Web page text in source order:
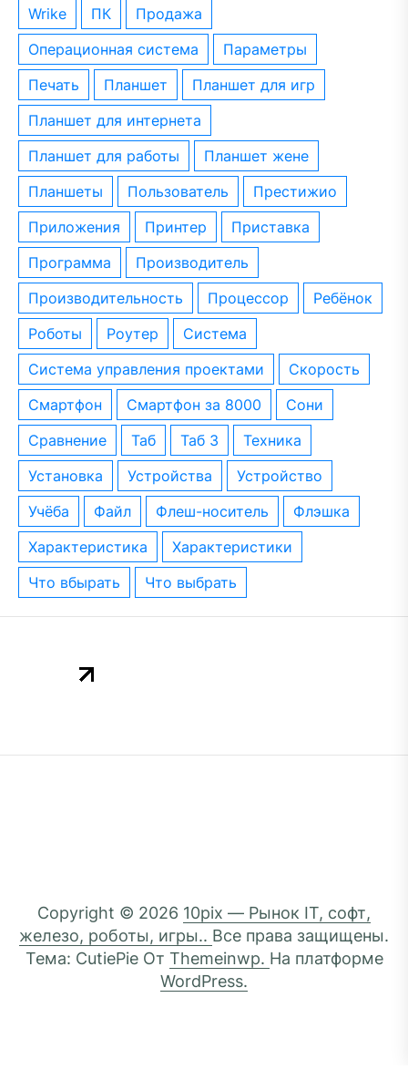
wrike ПК
Продажа
операционная система
параметры
печать
планшет
планшет для игр
планшет для интернета
планшет для работы
планшет жене
планшеты
пользователь
престижио
приложения
принтер
приставка
программа
производитель
производительность
процессор
ребёнок
роботы
роутер
система
система управления проектами
скорость
смартфон
смартфон за 8000
сони
сравнение
таб таб 3
техника
установка
устройства
устройство
учёба
файл флеш-носитель
флэшка
характеристика
характеристики
что вбырать
что выбрать
Copyright © 2026 10pix — Рынок IT, софт,
железо, роботы, игры.. Все права защищены.
Тема: CutiePie От Themeinwp. На платформе
WordPress.